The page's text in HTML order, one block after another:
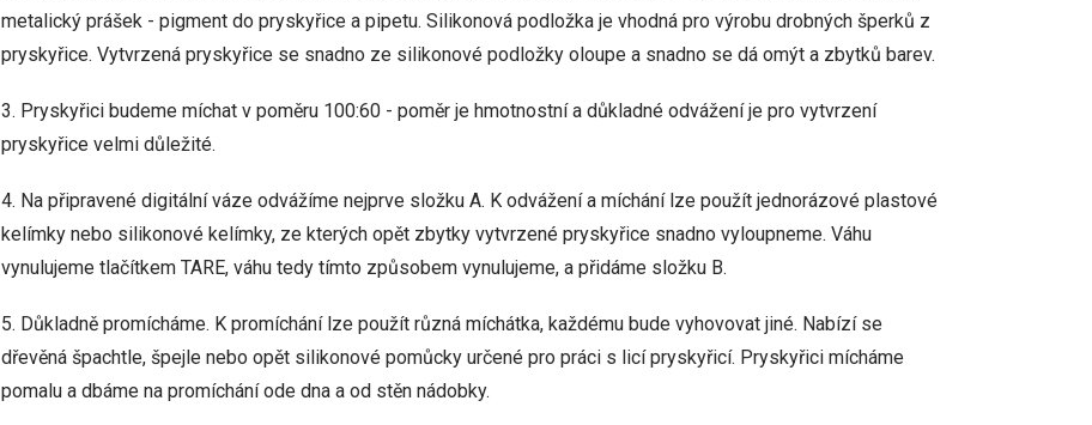
metalický prášek - pigment do pryskyřice a pipetu. Silikonová podložka je vhodná pro výrobu drobných šperků z
pryskyřice. Vytvrzená pryskyřice se snadno ze silikonové podložky oloupe a snadno se dá omýt a zbytků barev.
3. Pryskyřici budeme míchat v poměru 100:60 - poměr je hmotnostní a důkladné odvážení je pro vytvrzení
pryskyřice velmi důležité.
4. Na připravené digitální váze odvážíme nejprve složku A. K odvážení a míchání lze použít jednorázové plastové
kelímky nebo silikonové kelímky, ze kterých opět zbytky vytvrzené pryskyřice snadno vyloupneme. Váhu
vynulujeme tlačítkem TARE, váhu tedy tímto způsobem vynulujeme, a přidáme složku B.
5. Důkladně promícháme. K promíchání lze použít různá míchátka, každému bude vyhovovat jiné. Nabízí se
dřevěná špachtle, špejle nebo opět silikonové pomůcky určené pro práci s licí pryskyřicí. Pryskyřici mícháme
pomalu a dbáme na promíchání ode dna a od stěn nádobky.